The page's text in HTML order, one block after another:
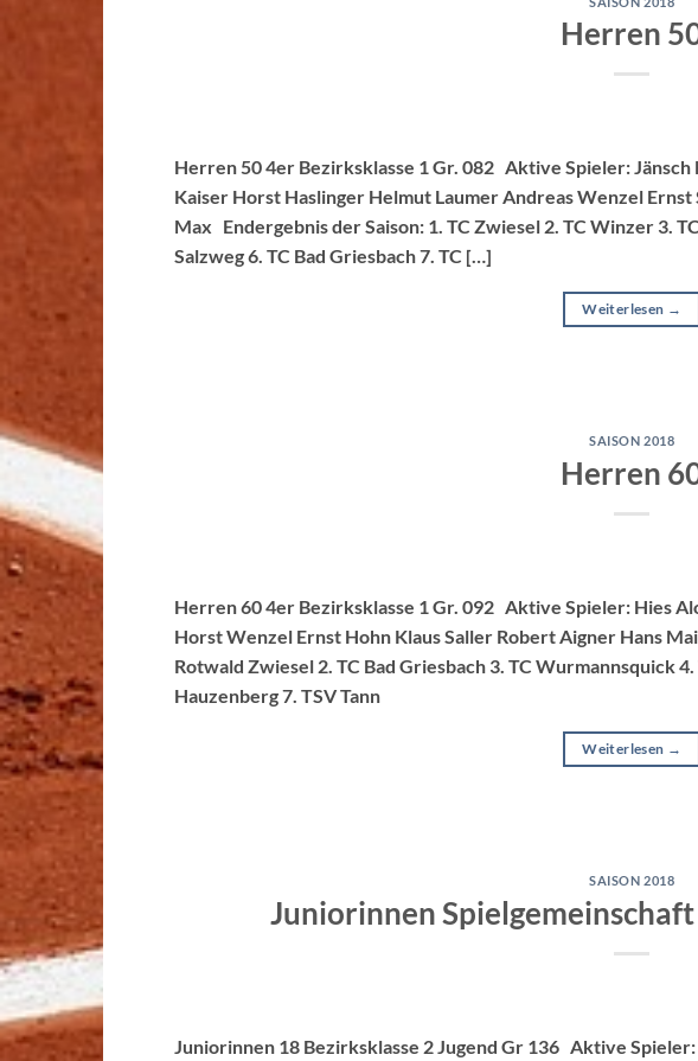
Herren
Herren 50 4er Bezirksklasse 1 Gr. 082 Aktive Spieler:
Kaiser Horst Haslinger Helmut Laumer Andreas Wenzel
Max Endergebnis der Saison: 1. TC Zwiesel 2. TC Winzer 3.
Salzweg 6. TC Bad Griesbach 7. TC […]
Weiterlesen →
SAISON 2018
Herren
Herren 60 4er Bezirksklasse 1 Gr. 092 Aktive Spieler: Hies
Horst Wenzel Ernst Hohn Klaus Saller Robert Aigner Hans
Rotwald Zwiesel 2. TC Bad Griesbach 3. TC Wurmannsquick
Hauzenberg 7. TSV Tann
Weiterlesen →
SAISON 2018
Juniorinnen
Juniorinnen 18 Bezirksklasse 2 Jugend Gr 136 Aktive